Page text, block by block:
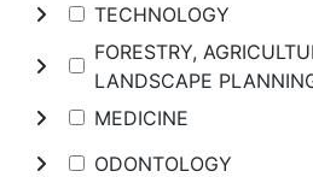
TECHNOLOGY
FORESTRY,
LANDSCAPE
MEDICINE
ODONTOLOGY